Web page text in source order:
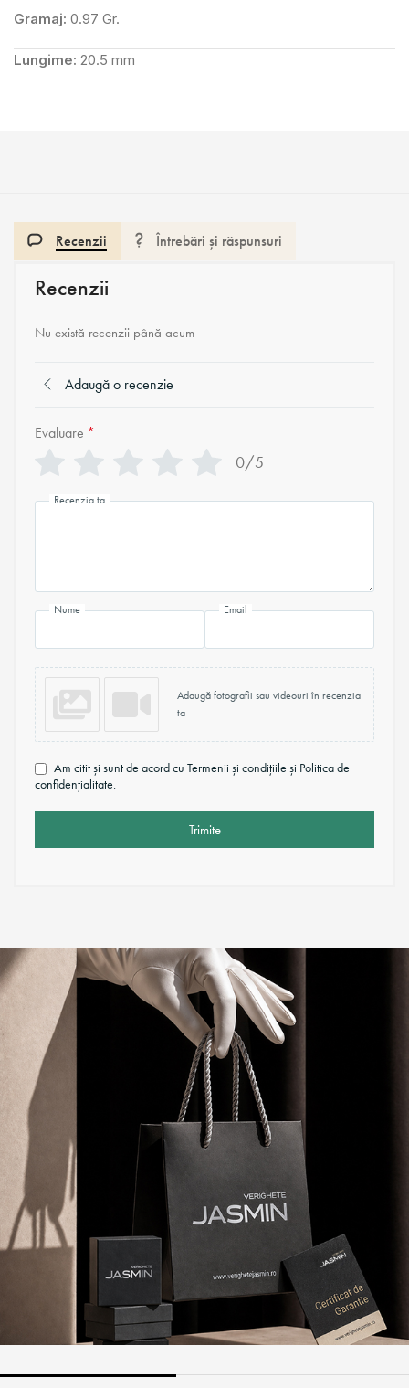
Gramaj: 0.97 Gr.
Lungime: 20.5 mm
Recenzii Întrebări și răspunsuri
Recenzii
Nu există recenzii până acum
Adaugă o recenzie
Evaluare *
0/5
Recenzia ta
Nume Email
Adaugă fotografii sau videouri în recenzia
ta
Am citit și sunt de acord cu Termenii și condițiile și Politica de
confidențialitate.
Trimite